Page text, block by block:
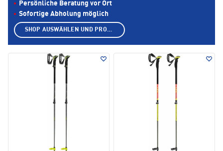
Persönliche Beratung vor Ort
Sofortige Abholung möglich
SHOP AUSWÄHLEN UND PRODUKTE ANZEIGEN